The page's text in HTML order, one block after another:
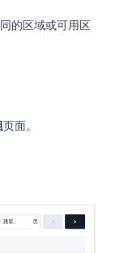
的区域或可用区
页面。